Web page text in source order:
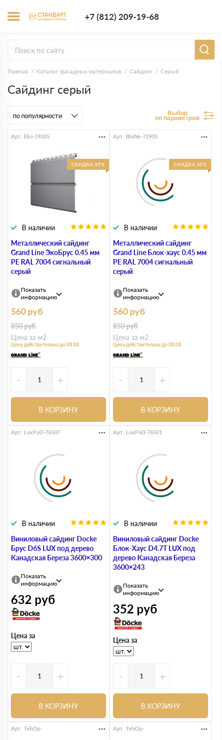
+7 (812) 209-19-68
Главная Каталог фасадных материалов Сайдинг Серый
Сайдинг серый
Выбор
по параметрам
Металлический сайдинг
Grand Line ЭкоБрус 0.45 мм
PE RAL 7004 сигнальный
серый
СКИДКА 35%
В наличии
Арт. Eko-74105
Показать
информацию
560 руб
850руб
Цена за м2
Цена действительна до 08.08
- +
В КОРЗИНУ
Металлический сайдинг
Grand Line Блок-хаус 0.45 мм
PE RAL 7004 сигнальный
серый
СКИДКА 35%
В наличии
Арт. BloNe-72905
Показать
информацию
560 руб
850руб
Цена за м2
Цена действительна до 08.08
- +
В КОРЗИНУ
Виниловый сайдинг Docke
Брус D6S LUX под дерево
Канадская Береза 3600×300
В наличии
Арт. LuxPoD-76507
Показать
информацию
632 руб
Цена за
- +
В КОРЗИНУ
Виниловый сайдинг Docke
Блок-Хаус D4.7T LUX под
дерево Канадская Береза
3600×243
В наличии
Арт. LuxPoD-76501
Показать
информацию
352 руб
Цена за
- +
В КОРЗИНУ
Арт. TehOp- Арт. TehOp-